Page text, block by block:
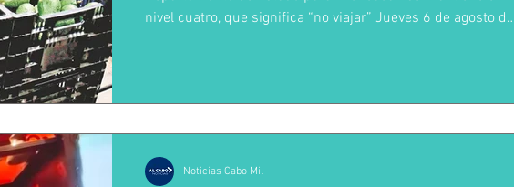
nivel cuatro, que significa “no viajar” Jueves 6 de agosto de
Michoacán. La embajada de Estados Unidos en México
Noticias Cabo Mil